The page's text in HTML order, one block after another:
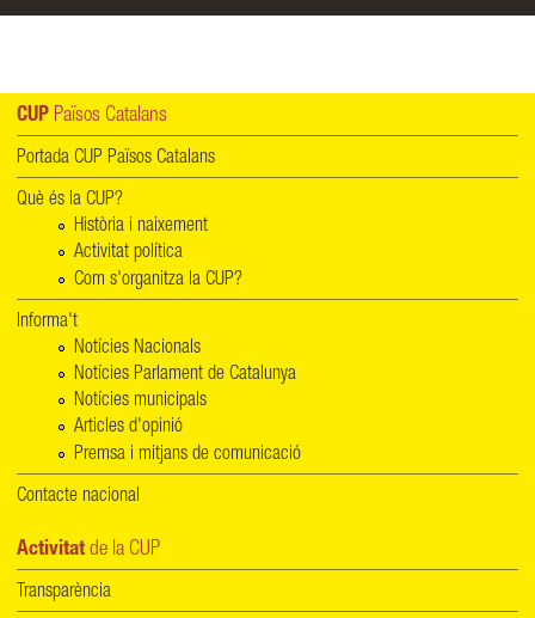
CUP Països Catalans
Portada CUP Països Catalans
Què és la CUP?
Història i naixement
Activitat política
Com s'organitza la CUP?
Informa't
Notícies Nacionals
Notícies Parlament de Catalunya
Notícies municipals
Articles d'opinió
Premsa i mitjans de comunicació
Contacte nacional
Activitat de la CUP
Transparència